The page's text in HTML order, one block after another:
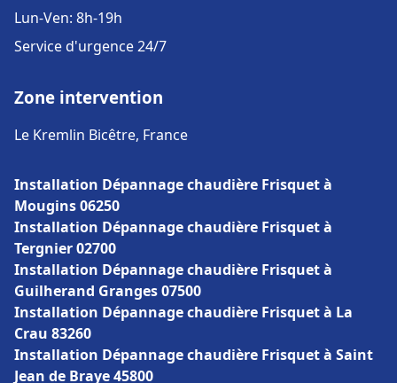
Lun-Ven: 8h-19h
Service d'urgence 24/7
Zone intervention
Le Kremlin Bicêtre, France
Installation Dépannage chaudière Frisquet à
Mougins 06250
Installation Dépannage chaudière Frisquet à
Tergnier 02700
Installation Dépannage chaudière Frisquet à
Guilherand Granges 07500
Installation Dépannage chaudière Frisquet à La
Crau 83260
Installation Dépannage chaudière Frisquet à Saint
Jean de Braye 45800